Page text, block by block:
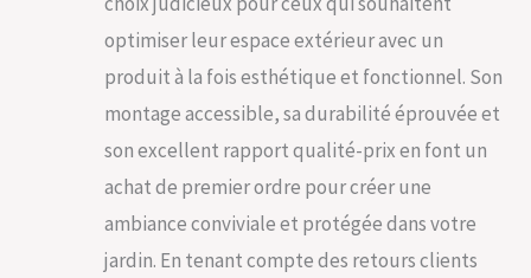
optimiser leur espace extérieur avec un
produit à la fois esthétique et fonctionnel. Son
montage accessible, sa durabilité éprouvée et
son excellent rapport qualité-prix en font un
achat de premier ordre pour créer une
ambiance conviviale et protégée dans votre
jardin. En tenant compte des retours clients